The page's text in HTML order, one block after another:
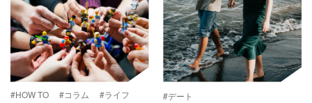
#HOW TO #コラム #ライフ #デート